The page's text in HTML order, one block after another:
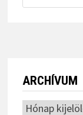
ARCHÍVUM
Archívum